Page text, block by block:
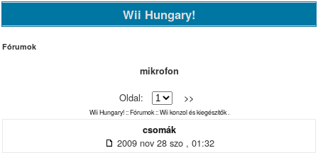
Wii Hungary!
Fórumok
mikrofon
Oldal: >>
Wii Hungary!::Fórumok::Wii konzol és kiegészítők .
csomák
2009 nov 28 szo , 01:32